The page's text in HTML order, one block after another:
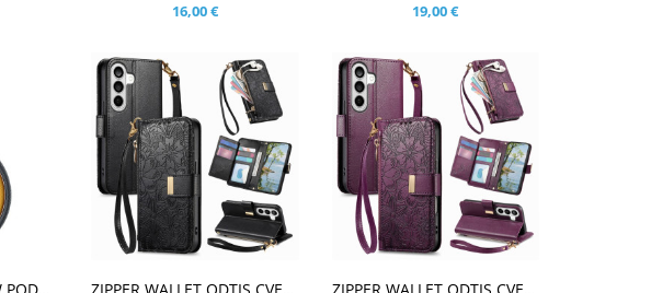
16,00 €
19,00 €